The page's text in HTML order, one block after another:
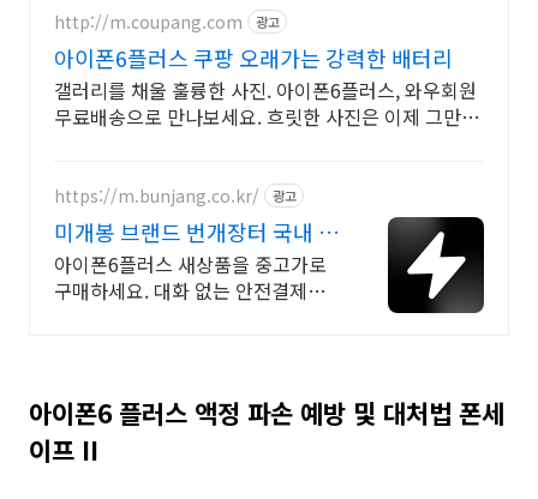
http://m.coupang.com 광고
아이폰6플러스 쿠팡 오래가는 강력한 배터리
갤러리를 채울 훌륭한 사진. 아이폰6플러스, 와우회원
무료배송으로 만나보세요. 흐릿한 사진은 이제 그만!
https://m.bunjang.co.kr/ 광고
미개봉 브랜드 번개장터 국내 최
대 브랜드 중고거래
아이폰6플러스 새상품을 중고가로
구매하세요. 대화 없는 안전결제로
아이폰6 플러스 액정 파손 예방 및 대처법 폰세
이프 II